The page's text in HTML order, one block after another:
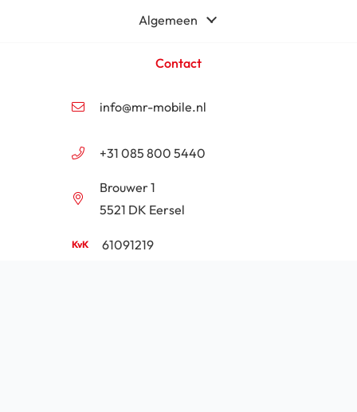
Algemeen
Contact
info@mr-mobile.nl
+31 085 800 5440
Brouwer 1
5521 DK Eersel
61091219